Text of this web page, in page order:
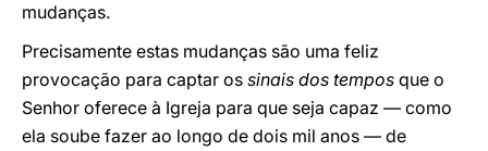
mudanças.
Precisamente estas mudanças são uma feliz
provocação para captar os sinais dos tempos que o
Senhor oferece à Igreja para que seja capaz — como
ela soube fazer ao longo de dois mil anos — de